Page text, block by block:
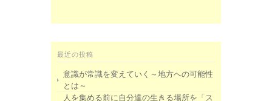
最近の投稿
意識が常識を変えていく～地方への可能性
とは～
人を集める前に自分達の生きる場所を「ス